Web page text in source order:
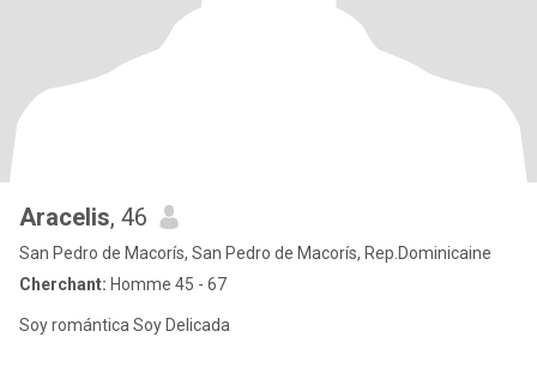
Aracelis, 46
San Pedro de Macorís, San Pedro de Macorís, Rep.Dominicaine
Cherchant: Homme 45 - 67
Soy romántica Soy Delicada